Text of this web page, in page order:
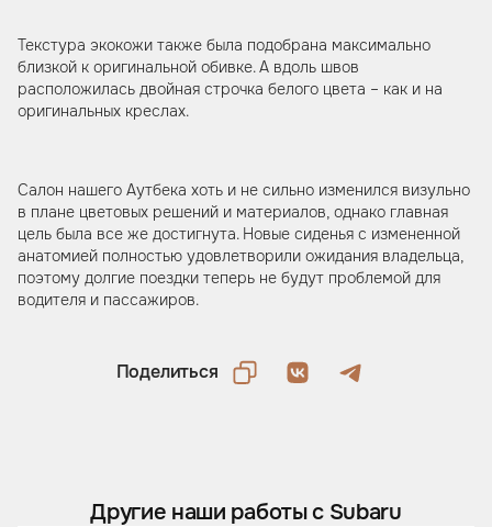
Текстура экокожи также была подобрана максимально
близкой к оригинальной обивке. А вдоль швов
расположилась двойная строчка белого цвета – как и на
оригинальных креслах.
Салон нашего Аутбека хоть и не сильно изменился визульно
в плане цветовых решений и материалов, однако главная
цель была все же достигнута. Новые сиденья с измененной
анатомией полностью удовлетворили ожидания владельца,
поэтому долгие поездки теперь не будут проблемой для
водителя и пассажиров.
Поделиться
Другие наши работы с Subaru